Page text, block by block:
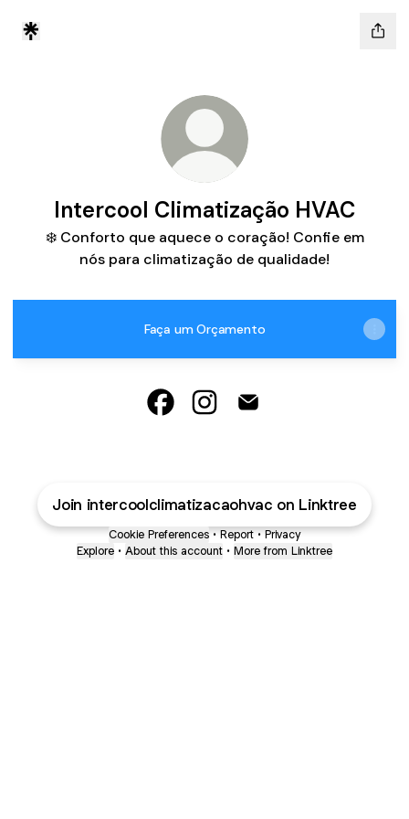
Intercool Climatização HVAC
❄️ Conforto que aquece o coração! Confie em
nós para climatização de qualidade!
Faça um Orçamento
Join intercoolclimatizacaohvac on Linktree
Cookie Preferences • Report • Privacy
Explore • About this account • More from Linktree